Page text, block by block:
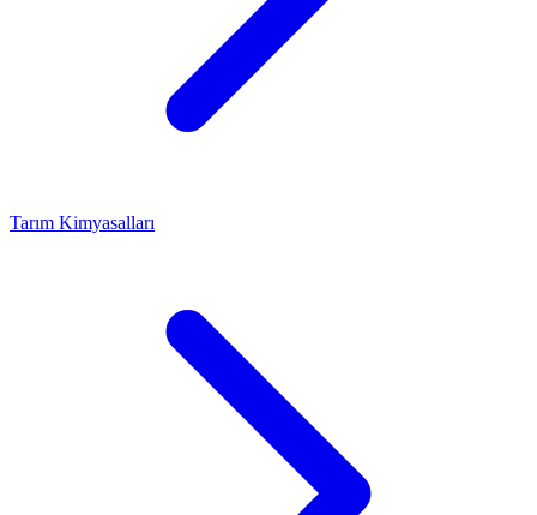
Tarım Kimyasalları